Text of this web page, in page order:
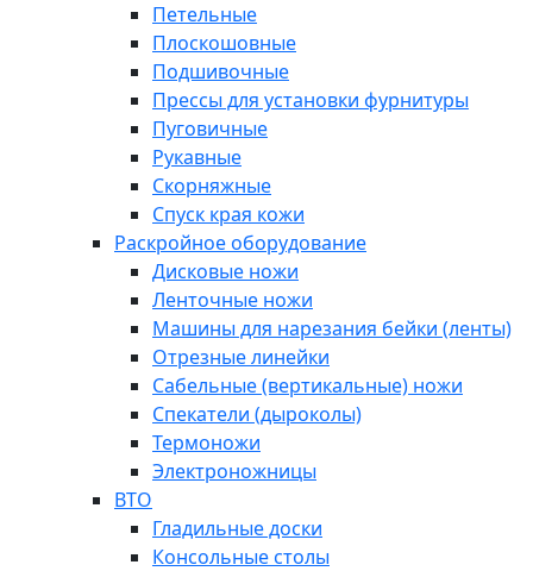
Петельные
Плоскошовные
Подшивочные
Прессы для установки фурнитуры
Пуговичные
Рукавные
Скорняжные
Спуск края кожи
Раскройное оборудование
Дисковые ножи
Ленточные ножи
Машины для нарезания бейки (ленты)
Отрезные линейки
Сабельные (вертикальные) ножи
Спекатели (дыроколы)
Термоножи
Электроножницы
ВТО
Гладильные доски
Консольные столы